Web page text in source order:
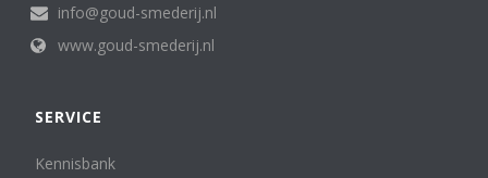
info@goud-smederij.nl
www.goud-smederij.nl
SERVICE
Kennisbank